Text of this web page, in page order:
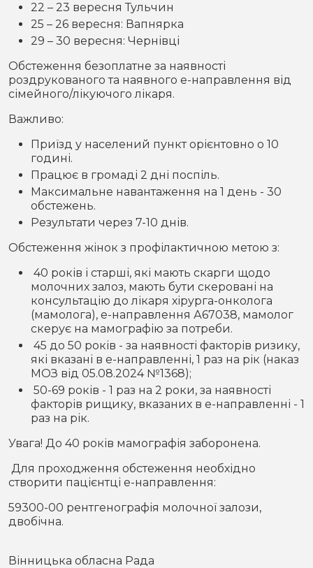
22 – 23 вересня Тульчин
25 – 26 вересня: Вапнярка
29 – 30 вересня: Чернівці
Обстеження безоплатне за наявності
роздрукованого та наявного е-направлення від
сімейного/лікуючого лікаря.
Важливо:
Приїзд у населений пункт орієнтовно о 10
годині.
Працює в громаді 2 дні поспіль.
Максимальне навантаження на 1 день - 30
обстежень.
Результати через 7-10 днів.
Обстеження жінок з профілактичною метою з:
40 років і старші, які мають скарги щодо
молочних залоз, мають бути скеровані на
консультацію до лікаря хірурга-онколога
(мамолога), е-направлення А67038, мамолог
скерує на мамографію за потреби.
45 до 50 років - за наявності факторів ризику,
які вказані в е-направленні, 1 раз на рік (наказ
МОЗ від 05.08.2024 №1368);
50-69 років - 1 раз на 2 роки, за наявності
факторів рищику, вказаних в е-направленні - 1
раз на рік.
Увага! До 40 років мамографія заборонена.
Для проходження обстеження необхідно
створити пацієнтці е-направлення:
59300-00 рентгенографія молочної залози,
двобічна.
Вінницька обласна Рада